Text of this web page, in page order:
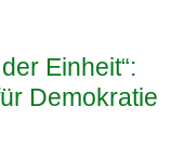
Einheit“:
Demokratie